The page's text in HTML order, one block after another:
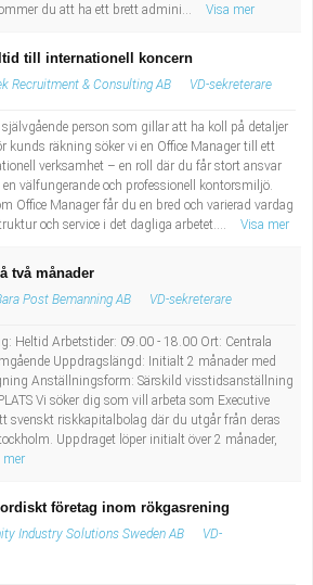
du att ha ett brett admini...
Visa mer
till internationell koncern
Recruitment & Consulting AB VD-sekreterare
person som gillar att ha koll på detaljer
kunds räkning söker vi en Office Manager till ett
verksamhet – en roll där du får stort ansvar
välfungerande och professionell kontorsmiljö.
Office Manager får du en bred och varierad vardag
och service i det dagliga arbetet....
Visa mer
två månader
Post Bemanning AB VD-sekreterare
Heltid Arbetstider: 09.00 - 18.00 Ort: Centrala
Uppdragslängd: Initialt 2 månader med
Anställningsform: Särskild visstidsanställning
Vi söker dig som vill arbeta som Executive
svenskt riskkapitalbolag där du utgår från deras
Uppdraget löper initialt över 2 månader,
mer
företag inom rökgasrening
Industry Solutions Sweden AB
VD-